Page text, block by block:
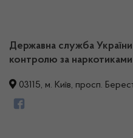
Державна служба України
контролю за наркотиками
03115, м. Київ, просп.